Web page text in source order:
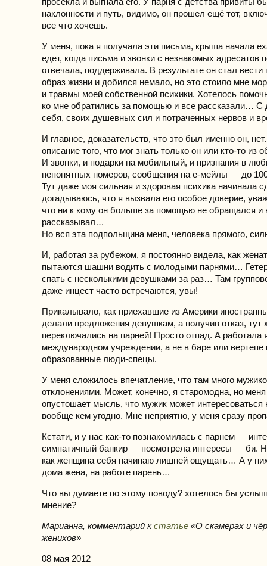
наклонности и путь, видимо, он прошел ещё тот,
все что хочешь.
У меня, пока я получала эти письма, крыша начала
едет, когда письма и звонки с незнакомых адресатов
отвечала, поддерживала. В результате он стал
образ жизни и добился немало, но это стоило мне
и травмы моей собственной психики. Хотелось
ко мне обратились за помощью и все рассказали… С
себя, своих душевных сил и потраченных нервов и
И главное, доказательств, что это был именно он,
описание того, что мог знать только он или кто-то из
И звонки, и подарки на мобильный, и признания в
непонятных номеров, сообщения на е-мейлы — до
Тут даже моя сильная и здоровая психика начинала
догадываюсь, что я вызвала его особое доверие,
что ни к кому он больше за помощью не обращался и
рассказывал…
Но вся эта подпольщина меня, человека прямого,
И, работая за рубежом, я постоянно видела, как
пытаются шашни водить с молодыми парнями…
спать с несколькими девушками за раз… Там
даже инцест часто встречаются, увы!
Прикалывало, как приехавшие из Америки
делали предложения девушкам, а получив отказ, тут
переключались на парней! Просто отпад. А работала
международном учреждении, а не в баре или
образованные люди-спецы.
У меня сложилось впечатление, что там много
отклонениями. Может, конечно, я старомодна, но
опустошает мысль, что мужик может
вообще кем угодно. Мне неприятно, у меня сразу
Кстати, и у нас как-то познакомилась с парнем —
симпатичный банкир — посмотрела интересы — би.
как женщина себя начинаю лишней ощущать… А у
дома жена, на работе парень…
Что вы думаете по этому поводу? хотелось бы
мнение?
Марианна, комментарий кстатье «О скамерах и
женихов»
08 мая 2012